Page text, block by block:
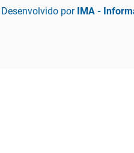
Desenvolvido por IMA -